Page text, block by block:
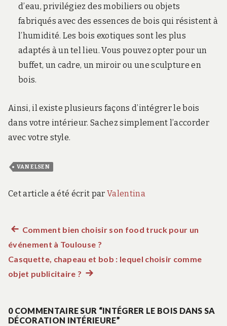
d’eau, privilégiez des mobiliers ou objets
fabriqués avec des essences de bois qui résistent à
l’humidité. Les bois exotiques sont les plus
adaptés à un tel lieu. Vous pouvez opter pour un
buffet, un cadre, un miroir ou une sculpture en
bois.
Ainsi, il existe plusieurs façons d’intégrer le bois
dans votre intérieur. Sachez simplement l’accorder
avec votre style.
VAN ELSEN
Cet article a été écrit par Valentina
Navigation
de
Article
précédent :
Comment bien choisir son food truck pour un
événement à Toulouse ?
Casquette, chapeau et bob : lequel choisir comme
objet publicitaire ? Article
0 COMMENTAIRE SUR “INTÉGRER LE BOIS DANS SA
DÉCORATION INTÉRIEURE”